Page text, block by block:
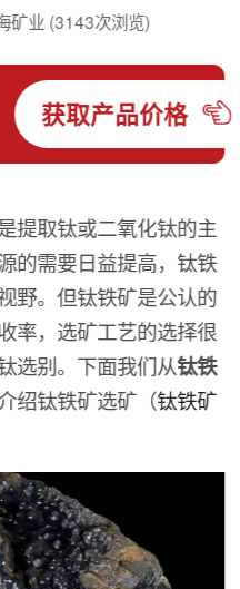
矿业 (3143次浏览)
获取产品价格
提取钛或二氧化钛的主
的需要日益提高，钛铁
野。但钛铁矿是公认的
率，选矿工艺的选择很
选别。下面我们从钛铁
绍钛铁矿选矿（钛铁矿